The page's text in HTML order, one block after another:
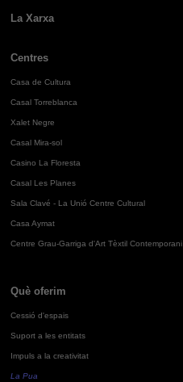
La Xarxa
Centres
Casa de Cultura
Casal Torreblanca
Xalet Negre
Casal Mira-sol
Casino La Floresta
Casal Les Planes
Sala Clavé - La Unió Centre Cultural
Casa Aymat
Centre Grau-Garriga d'Art Tèxtil Contemporani
Què oferim
Cessió d'espais
Suport a les entitats
Impuls a la creativitat
La Pua